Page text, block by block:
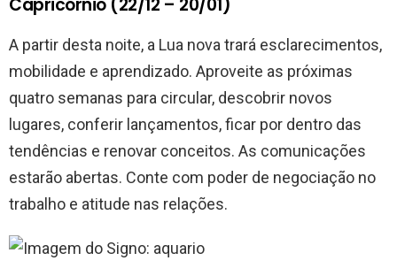
A partir desta noite, a Lua nova trará esclarecimentos,
mobilidade e aprendizado. Aproveite as próximas
quatro semanas para circular, descobrir novos
lugares, conferir lançamentos, ficar por dentro das
tendências e renovar conceitos. As comunicações
estarão abertas. Conte com poder de negociação no
trabalho e atitude nas relações.